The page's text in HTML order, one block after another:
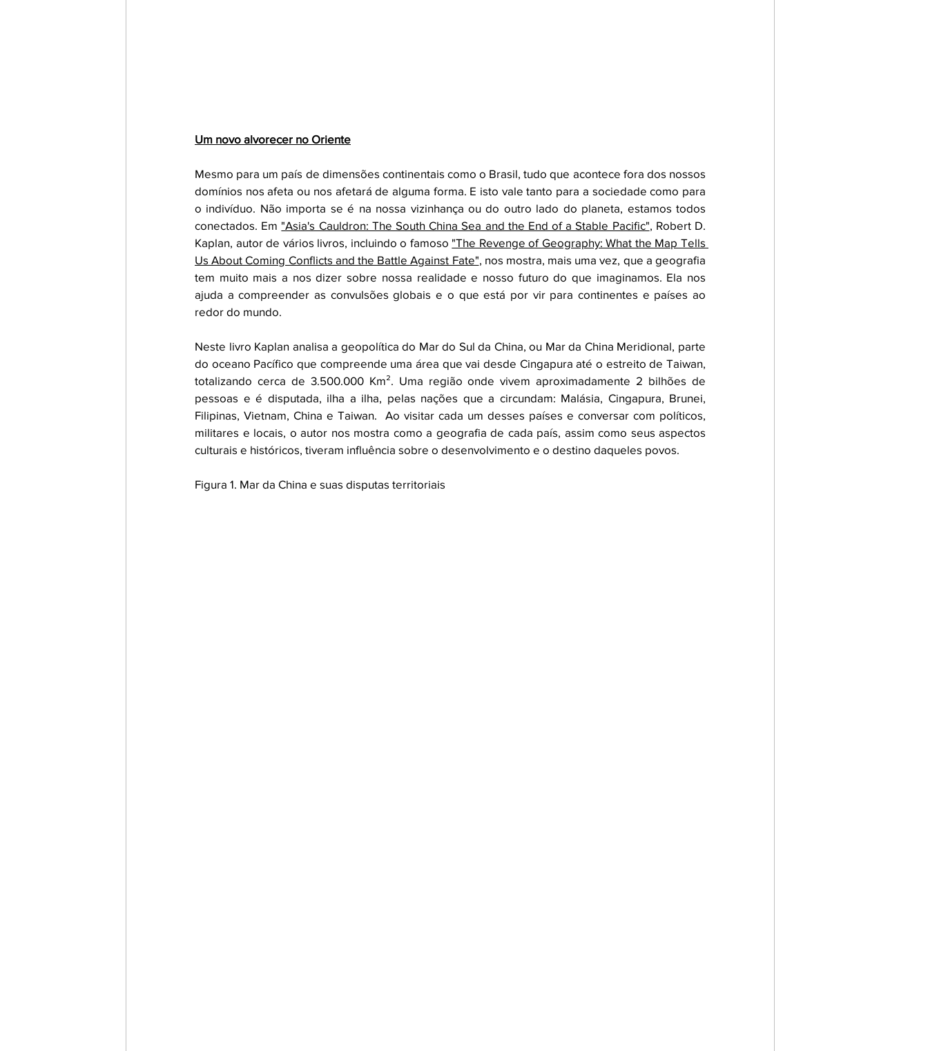
Um novo alvorecer no Oriente
Mesmo para um país de dimensões continentais como o Brasil, tudo que acontece fora dos nossos
domínios nos afeta ou nos afetará de alguma forma. E isto vale tanto para a sociedade como para
o indivíduo. Não importa se é na nossa vizinhança ou do outro lado do planeta, estamos todos
conectados. Em "Asia's Cauldron: The South China Sea and the End of a Stable Pacific", Robert D.
Kaplan, autor de vários livros, incluindo o famoso "The Revenge of Geography: What the Map Tells
Us About Coming Conflicts and the Battle Against Fate", nos mostra, mais uma vez, que a geografia
tem muito mais a nos dizer sobre nossa realidade e nosso futuro do que imaginamos. Ela nos
ajuda a compreender as convulsões globais e o que está por vir para continentes e países ao
redor do mundo.
Neste livro Kaplan analisa a geopolítica do Mar do Sul da China, ou Mar da China Meridional, parte
do oceano Pacífico que compreende uma área que vai desde Cingapura até o estreito de Taiwan,
totalizando cerca de 3.500.000 Km². Uma região onde vivem aproximadamente 2 bilhões de
pessoas e é disputada, ilha a ilha, pelas nações que a circundam: Malásia, Cingapura, Brunei,
Filipinas, Vietnam, China e Taiwan.  Ao visitar cada um desses países e conversar com políticos,
militares e locais, o autor nos mostra como a geografia de cada país, assim como seus aspectos
culturais e históricos, tiveram influência sobre o desenvolvimento e o destino daqueles povos.
Figura 1. Mar da China e suas disputas territoriais